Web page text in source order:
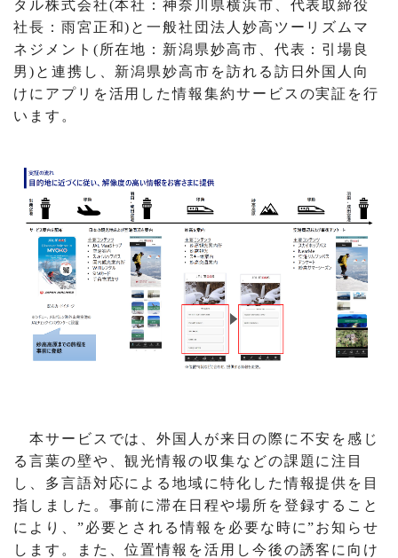
タル株式会社(本社：神奈川県横浜市、代表取締役
社長：雨宮正和)と一般社団法人妙高ツーリズムマ
ネジメント(所在地：新潟県妙高市、代表：引場良
男)と連携し、新潟県妙高市を訪れる訪日外国人向
けにアプリを活用した情報集約サービスの実証を行
います。
本サービスでは、外国人が来日の際に不安を感じ
る言葉の壁や、観光情報の収集などの課題に注目
し、多言語対応による地域に特化した情報提供を目
指しました。事前に滞在日程や場所を登録すること
により、”必要とされる情報を必要な時に”お知らせ
します。また、位置情報を活用し今後の誘客に向け